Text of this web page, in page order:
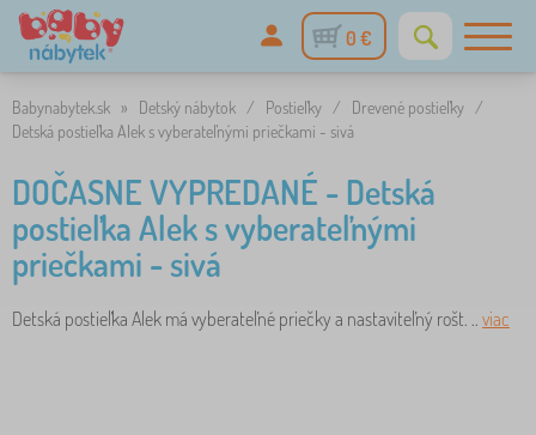
0 €
Babynabytek.sk » Detský nábytok / Postieľky / Drevené postieľky /
Detská postieľka Alek s vyberateľnými priečkami - sivá
DOČASNE VYPREDANÉ - Detská
postieľka Alek s vyberateľnými
priečkami - sivá
Detská postieľka Alek má vyberateľné priečky a nastaviteľný rošt. .. viac